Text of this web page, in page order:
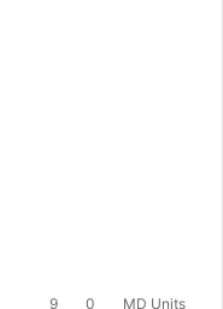
MD Units
0
9